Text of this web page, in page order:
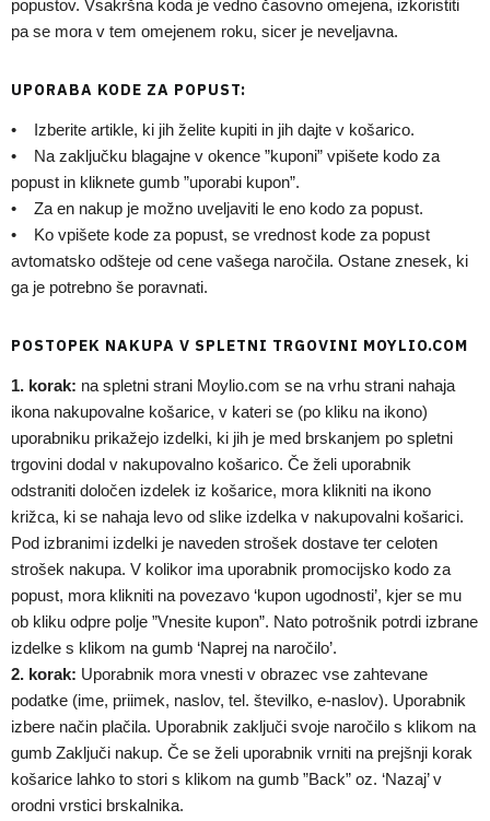
popustov. Vsakršna koda je vedno časovno omejena, izkoristiti
pa se mora v tem omejenem roku, sicer je neveljavna.
UPORABA KODE ZA POPUST:
• Izberite artikle, ki jih želite kupiti in jih dajte v košarico.
• Na zaključku blagajne v okence ”kuponi” vpišete kodo za
popust in kliknete gumb ”uporabi kupon”.
• Za en nakup je možno uveljaviti le eno kodo za popust.
• Ko vpišete kode za popust, se vrednost kode za popust
avtomatsko odšteje od cene vašega naročila. Ostane znesek, ki
ga je potrebno še poravnati.
POSTOPEK NAKUPA V SPLETNI TRGOVINI MOYLIO.COM
1. korak: na spletni strani Moylio.com se na vrhu strani nahaja
ikona nakupovalne košarice, v kateri se (po kliku na ikono)
uporabniku prikažejo izdelki, ki jih je med brskanjem po spletni
trgovini dodal v nakupovalno košarico. Če želi uporabnik
odstraniti določen izdelek iz košarice, mora klikniti na ikono
križca, ki se nahaja levo od slike izdelka v nakupovalni košarici.
Pod izbranimi izdelki je naveden strošek dostave ter celoten
strošek nakupa. V kolikor ima uporabnik promocijsko kodo za
popust, mora klikniti na povezavo ‘kupon ugodnosti’, kjer se mu
ob kliku odpre polje ”Vnesite kupon”. Nato potrošnik potrdi izbrane
izdelke s klikom na gumb ‘Naprej na naročilo’.
2. korak: Uporabnik mora vnesti v obrazec vse zahtevane
podatke (ime, priimek, naslov, tel. številko, e-naslov). Uporabnik
izbere način plačila. Uporabnik zaključi svoje naročilo s klikom na
gumb Zaključi nakup. Če se želi uporabnik vrniti na prejšnji korak
košarice lahko to stori s klikom na gumb ”Back” oz. ‘Nazaj’ v
orodni vrstici brskalnika.